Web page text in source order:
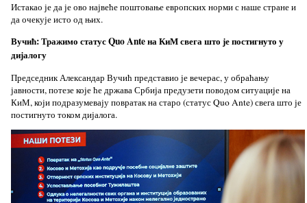
Истакао је да је ово највеће поштовање европских норми с наше стране и
да очекује исто од њих.
Вучић: Тражимо статус Quo Ante на КиМ свега што је постигнуто у
дијалогу
Председник Александар Вучић представио је вечерас, у обраћању
јавности, потезе које ће држава Србија предузети поводом ситуације на
КиМ, који подразумевају повратак на старо (статус Quo Ante) свега што је
постигнуто током дијалога.